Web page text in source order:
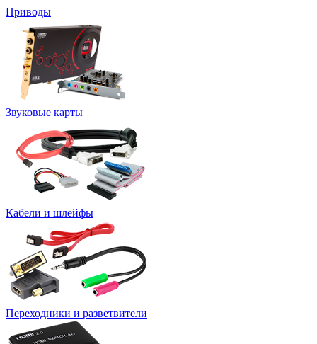
Приводы
Звуковые карты
Кабели и шлейфы
Переходники и разветвители